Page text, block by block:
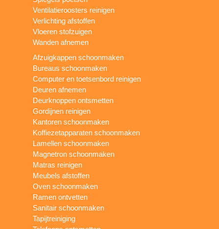
Ventilatieroosters reinigen
Verlichting afstoffen
Vloeren stofzuigen
Wanden afnemen
Afzuigkappen schoonmaken
Bureaus schoonmaken
Computer en toetsenbord reinigen
Deuren afnemen
Deurknoppen ontsmetten
Gordijnen reinigen
Kantoren schoonmaken
Koffiezetapparaten schoonmaken
Lamellen schoonmaken
Magnetron schoonmaken
Matras reinigen
Meubels afstoffen
Oven schoonmaken
Ramen ontvetten
Sanitair schoonmaken
Tapijtreiniging